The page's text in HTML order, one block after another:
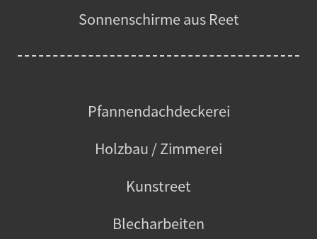
Sonnenschirme aus Reet
Pfannendachdeckerei
Holzbau / Zimmerei
Kunstreet
Blecharbeiten